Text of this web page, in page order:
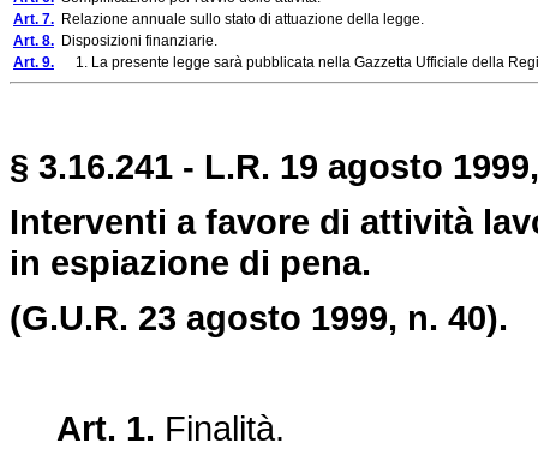
Art. 7. Relazione annuale sullo stato di attuazione della legge.
Art. 8. Disposizioni finanziarie.
Art. 9. 1. La presente legge sarà pubblicata nella Gazzetta Ufficiale della
§ 3.16.241 - L.R. 19 agosto
Interventi a favore di attività
in espiazione di pena.
(G.U.R. 23 agosto 1999, n. 40).
Art. 1. Finalità.